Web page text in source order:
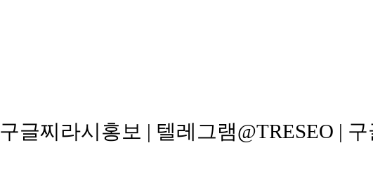
구글찌라시홍보 | 텔레그램@TRESEO |